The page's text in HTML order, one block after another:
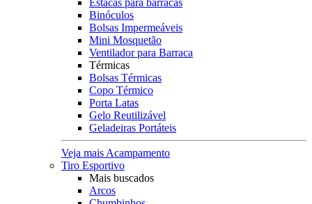
Estacas para barracas
Binóculos
Bolsas Impermeáveis
Mini Mosquetão
Ventilador para Barraca
Térmicas
Bolsas Térmicas
Copo Térmico
Porta Latas
Gelo Reutilizável
Geladeiras Portáteis
Veja mais Acampamento
Tiro Esportivo
Mais buscados
Arcos